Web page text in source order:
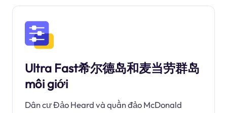
Ultra Fast希尔德岛和麦当劳群岛
môi giới
Dân cư Đảo Heard và quần đảo McDonald